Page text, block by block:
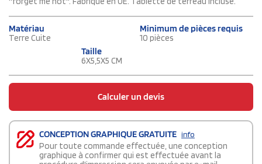
Matériau
Terre Cuite
Minimum de pièces requis
10 pièces
Taille
6X5,5X5 CM
Calculer un devis
CONCEPTION GRAPHIQUE GRATUITE info
Pour toute commande effectuée, une conception
graphique à confirmer qui est effectuée avant la